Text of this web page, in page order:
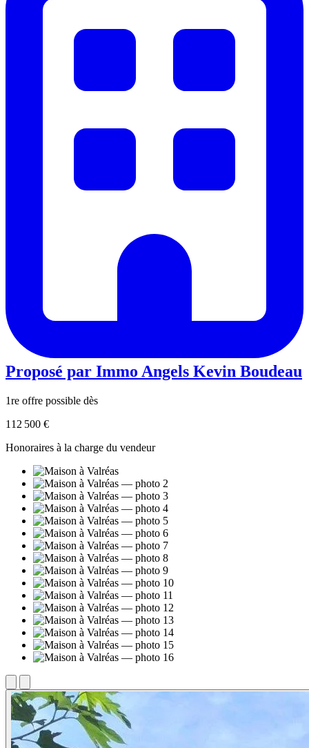
Proposé par Immo Angels Kevin Boudeau
1re offre possible dès
112 500 €
Honoraires à la charge du vendeur